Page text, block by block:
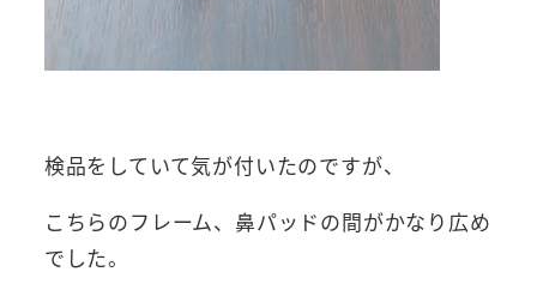
検品をしていて気が付いたのですが、
こちらのフレーム、鼻パッドの間がかなり広め
でした。